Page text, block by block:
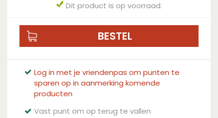
Dit product is op voorraad.
Log in met je vriendenpas om punten te
sparen op in aanmerking komende
producten
Vast punt om op terug te vallen